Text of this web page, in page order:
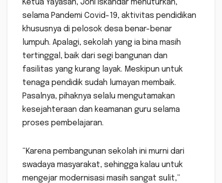
Ketua Yayasan, Joni Iskandar menuturkan,
selama Pandemi Covid-19, aktivitas pendidikan
khususnya di pelosok desa benar-benar
lumpuh. Apalagi, sekolah yang ia bina masih
tertinggal, baik dari segi bangunan dan
fasilitas yang kurang layak. Meskipun untuk
tenaga pendidik sudah lumayan membaik.
Pasalnya, pihaknya selalu mengutamakan
kesejahteraan dan keamanan guru selama
proses pembelajaran.
“Karena pembangunan sekolah ini murni dari
swadaya masyarakat, sehingga kalau untuk
mengejar modernisasi masih sangat sulit,”